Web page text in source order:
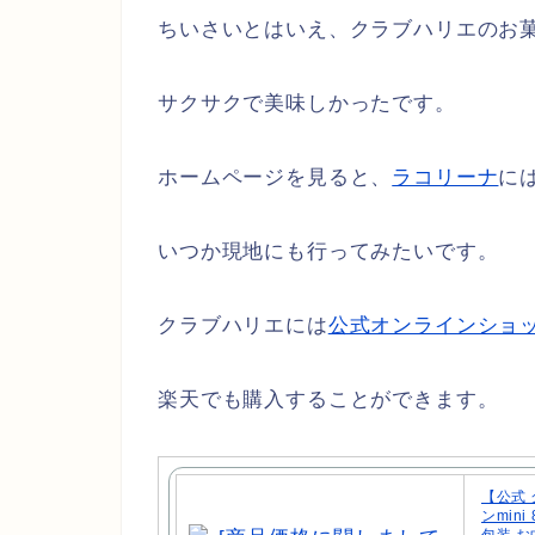
ちいさいとはいえ、クラブハリエのお
サクサクで美味しかったです。
ホームページを見ると、 ラコリーナに
いつか現地にも行ってみたいです。
クラブハリエには公式オンラインショ
楽天でも購入することができます。
【公
ンmini